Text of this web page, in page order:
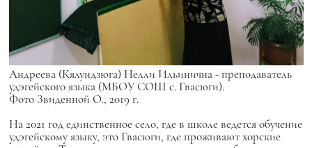
Андреева (Кялундзюга) Нелли Ильинична - преподаватель
удэгейского языка (МБОУ СОШ с. Гвасюги).
Фото Звиденной О., 2019 г.
На 2021 год единственное село, где в школе ведется обучение
удэгейскому языку, это Гвасюги, где проживают хорские